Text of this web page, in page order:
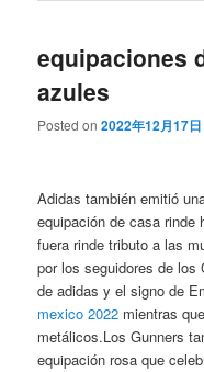
equipaciones
azules
Posted on2022年12月17日
Adidas también emitió
equipación de casa rinde
fuera rinde tributo a las
por los seguidores de los
de adidas y el signo de
mexico 2022 mientras
metálicos.Los Gunners
equipación rosa que